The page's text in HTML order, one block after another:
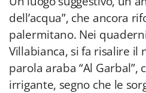
dell’acqua”, che ancora
palermitano. Nei
Villabianca, si fa risalire il
parola araba “Al Garbal”,
irrigante, segno che le